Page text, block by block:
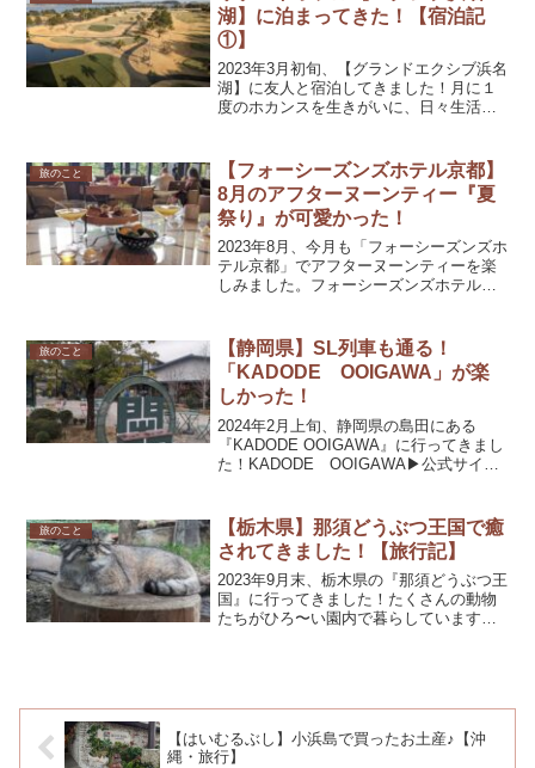
京ドームホテル】の概...
湖】に泊まってきた！【宿泊記
①】
2023年3月初旬、【グランドエクシブ浜名
湖】に友人と宿泊してきました！月に１
度のホカンスを生きがいに、日々生活し
広すぎるお部屋はもちろんのこと、家具
がおしゃれで素敵な...
旅のこと
【フォーシーズンズホテル京都】
8月のアフターヌーンティー『夏
祭り』が可愛かった！
2023年8月、今月も「フォーシーズンズホ
テル京都」でアフターヌーンティーを楽
しみました。フォーシーズンズホテル京
2023年7月1日〜8月31日まで。フォーシ
ーズンズホテ...
旅のこと
【静岡県】SL列車も通る！
「KADODE OOIGAWA」が楽
しかった！
2024年2月上旬、静岡県の島田にある
『KADODE OOIGAWA』に行ってきまし
た！KADODE OOIGAWA▶︎公式サイト
にあるビュッフェレストランが野菜た...
旅のこと
【栃木県】那須どうぶつ王国で癒
されてきました！【旅行記】
2023年9月末、栃木県の『那須どうぶつ王
国』に行ってきました！たくさんの動物
たちがひろ〜い園内で暮らしています。
【はいむるぶし】小浜島で買ったお土産♪【沖
縄・旅行】